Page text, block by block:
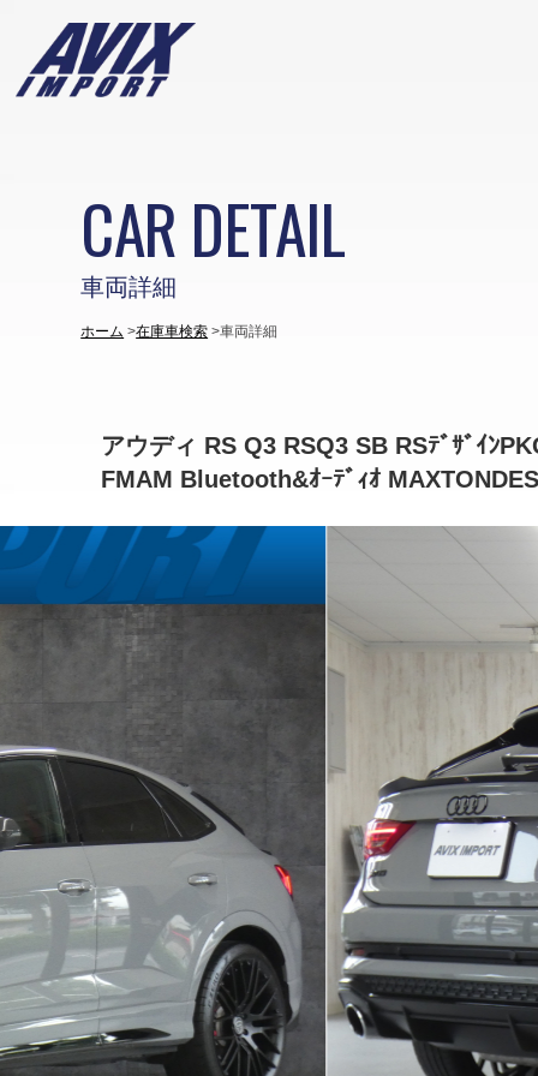
車両詳細
CAR DETAIL
ホーム 在庫車検索 車両詳細
アウディ RS Q3 RSQ3 SB RSﾃﾞｻﾞｲﾝ
FMAM Bluetooth&ｵｰﾃﾞｨｵ